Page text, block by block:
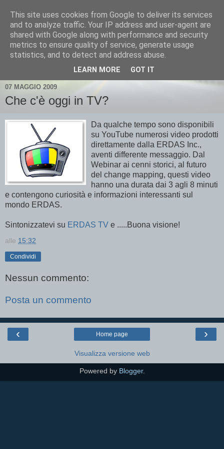
07 MAGGIO 2009
Che c'è oggi in TV?
Da qualche tempo sono disponibili
su YouTube numerosi video prodotti
direttamente dalla ERDAS Inc.,
aventi differente messaggio. Dal
Webinar ai cenni storici, al futuro
del change mapping, questi video
hanno una durata dai 3 agli 8 minuti
e contengono curiosità e informazioni interessanti sul
mondo ERDAS.
Sintonizzatevi su ERDAS TV e .....Buona visione!
alle 15:32
Condividi
Nessun commento:
Posta un commento
‹ ›
Home page
Visualizza versione web
Powered by Blogger.
This site uses cookies from Google to deliver its services
and to analyze traffic. Your IP address and user-agent are
shared with Google along with performance and security
metrics to ensure quality of service, generate usage
statistics, and to detect and address abuse.
LEARN MORE GOT IT